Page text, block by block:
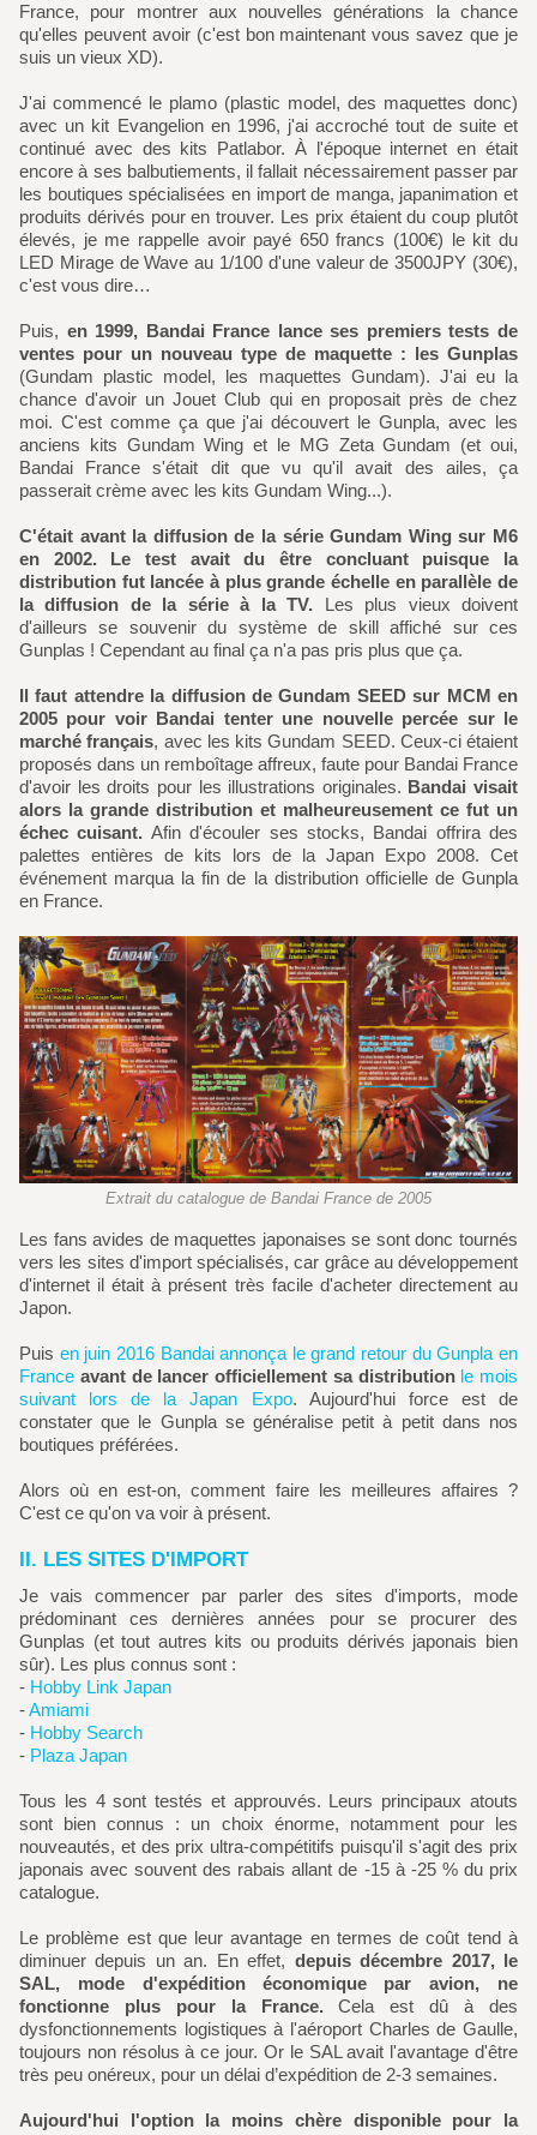
France, pour montrer aux nouvelles générations la chance
qu'elles peuvent avoir (c'est bon maintenant vous savez que je
suis un vieux XD).
J'ai commencé le plamo (plastic model, des maquettes donc)
avec un kit Evangelion en 1996, j'ai accroché tout de suite et
continué avec des kits Patlabor. À l'époque internet en était
encore à ses balbutiements, il fallait nécessairement passer par
les boutiques spécialisées en import de manga, japanimation et
produits dérivés pour en trouver. Les prix étaient du coup plutôt
élevés, je me rappelle avoir payé 650 francs (100€) le kit du
LED Mirage de Wave au 1/100 d'une valeur de 3500JPY (30€),
c'est vous dire…
Puis, en 1999, Bandai France lance ses premiers tests de
ventes pour un nouveau type de maquette : les Gunplas
(Gundam plastic model, les maquettes Gundam). J'ai eu la
chance d'avoir un Jouet Club qui en proposait près de chez
moi. C'est comme ça que j'ai découvert le Gunpla, avec les
anciens kits Gundam Wing et le MG Zeta Gundam (et oui,
Bandai France s'était dit que vu qu'il avait des ailes, ça
passerait crème avec les kits Gundam Wing...).
C'était avant la diffusion de la série Gundam Wing sur M6
en 2002. Le test avait du être concluant puisque la
distribution fut lancée à plus grande échelle en parallèle de
la diffusion de la série à la TV. Les plus vieux doivent
d'ailleurs se souvenir du système de skill affiché sur ces
Gunplas ! Cependant au final ça n'a pas pris plus que ça.
Il faut attendre la diffusion de Gundam SEED sur MCM en
2005 pour voir Bandai tenter une nouvelle percée sur le
marché français, avec les kits Gundam SEED. Ceux-ci étaient
proposés dans un remboîtage affreux, faute pour Bandai France
d'avoir les droits pour les illustrations originales. Bandai visait
alors la grande distribution et malheureusement ce fut un
échec cuisant. Afin d'écouler ses stocks, Bandai offrira des
palettes entières de kits lors de la Japan Expo 2008. Cet
événement marqua la fin de la distribution officielle de Gunpla
en France.
Extrait du catalogue de Bandai France de 2005
Les fans avides de maquettes japonaises se sont donc tournés
vers les sites d'import spécialisés, car grâce au développement
d'internet il était à présent très facile d'acheter directement au
Japon.
Puis en juin 2016 Bandai annonça le grand retour du Gunpla en
France avant de lancer officiellement sa distribution le mois
suivant lors de la Japan Expo. Aujourd'hui force est de
constater que le Gunpla se généralise petit à petit dans nos
boutiques préférées.
Alors où en est-on, comment faire les meilleures affaires ?
C'est ce qu'on va voir à présent.
II. LES SITES D'IMPORT
Je vais commencer par parler des sites d'imports, mode
prédominant ces dernières années pour se procurer des
Gunplas (et tout autres kits ou produits dérivés japonais bien
sûr). Les plus connus sont :
- Hobby Link Japan
-Amiami
- Hobby Search
- Plaza Japan
Tous les 4 sont testés et approuvés. Leurs principaux atouts
sont bien connus : un choix énorme, notamment pour les
nouveautés, et des prix ultra-compétitifs puisqu'il s'agit des prix
japonais avec souvent des rabais allant de -15 à -25 % du prix
catalogue.
Le problème est que leur avantage en termes de coût tend à
diminuer depuis un an. En effet, depuis décembre 2017, le
SAL, mode d'expédition économique par avion, ne
fonctionne plus pour la France.Cela est dû à des
dysfonctionnements logistiques à l'aéroport Charles de Gaulle,
toujours non résolus à ce jour. Or le SAL avait l'avantage d'être
très peu onéreux, pour un délai d’expédition de 2-3 semaines.
Aujourd'hui l'option la moins chère disponible pour la